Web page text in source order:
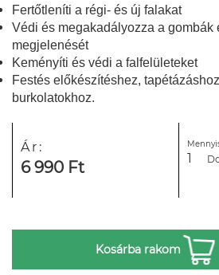
Fertőtleníti a régi- és új falakat
Védi és megakadályozza a gombák
megjelenését
Keményíti és védi a falfelületeket
Festés előkészítéshez,
burkolatokhoz.
Ár:
6 990 Ft
Kosárba rakom